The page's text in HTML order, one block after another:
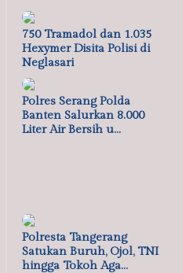
750 Tramadol dan 1.035
Hexymer Disita Polisi di
Neglasari
Polres Serang Polda
Banten Salurkan 8.000
Liter Air Bersih u…
Polresta Tangerang
Satukan Buruh, Ojol, TNI
hingga Tokoh Aga…